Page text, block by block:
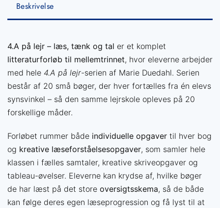
Beskrivelse
4.A på lejr – læs, tænk og tal er et komplet
litteraturforløb til mellemtrinnet, hvor eleverne arbejder
med hele 4.A på lejr-serien af Marie Duedahl. Serien
består af 20 små bøger, der hver fortælles fra én elevs
synsvinkel – så den samme lejrskole opleves på 20
forskellige måder.
Forløbet rummer både individuelle opgaver til hver bog
og kreative læseforståelsesopgaver, som samler hele
klassen i fælles samtaler, kreative skriveopgaver og
tableau-øvelser. Eleverne kan krydse af, hvilke bøger
de har læst på det store oversigtsskema, så de både
kan følge deres egen læseprogression og få lyst til at